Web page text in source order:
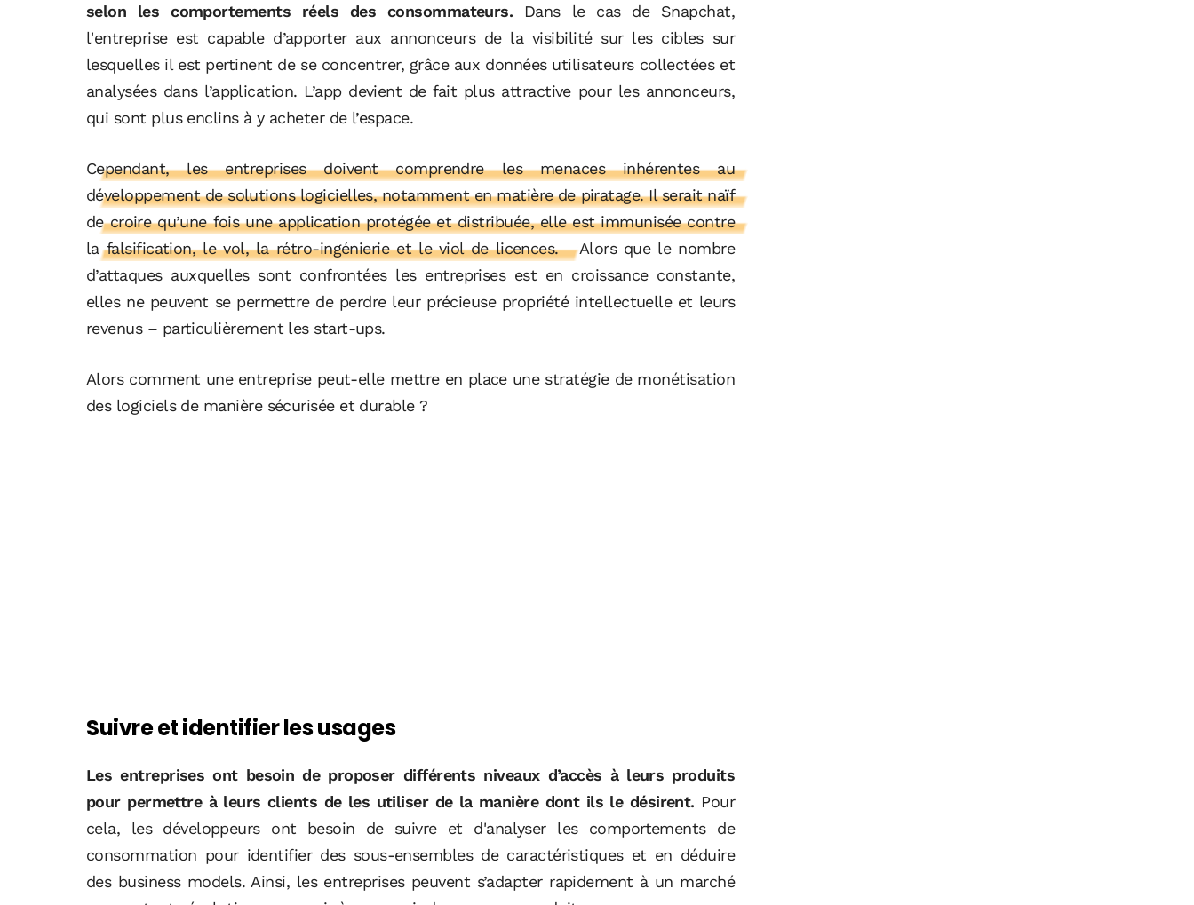
selon les comportements réels des consommateurs. Dans le cas de Snapchat,
l'entreprise est capable d’apporter aux annonceurs de la visibilité sur les cibles sur
lesquelles il est pertinent de se concentrer, grâce aux données utilisateurs collectées et
analysées dans l’application. L’app devient de fait plus attractive pour les annonceurs,
qui sont plus enclins à y acheter de l’espace.
Cependant, les entreprises doivent comprendre les menaces inhérentes au
développement de solutions logicielles, notamment en matière de piratage. Il serait naïf
de croire qu’une fois une application protégée et distribuée, elle est immunisée contre
la falsification, le vol, la rétro-ingénierie et le viol de licences.
Alors que le nombre
d’attaques auxquelles sont confrontées les entreprises est en croissance constante,
elles ne peuvent se permettre de perdre leur précieuse propriété intellectuelle et leurs
revenus – particulièrement les start-ups.
Alors comment une entreprise peut-elle mettre en place une stratégie de monétisation
des logiciels de manière sécurisée et durable ?
Suivre et identifier les usages
Les entreprises ont besoin de proposer différents niveaux d’accès à leurs produits
pour permettre à leurs clients de les utiliser de la manière dont ils le désirent. Pour
cela, les développeurs ont besoin de suivre et d'analyser les comportements de
consommation pour identifier des sous-ensembles de caractéristiques et en déduire
des business models. Ainsi, les entreprises peuvent s’adapter rapidement à un marché